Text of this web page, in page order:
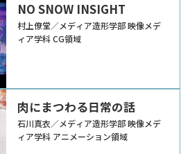
NO SNOW INSIGHT
村上僚堂／メディア造形学部 映像メデ
ィア学科 CG領域
肉にまつわる日常の話
石川真衣／メディア造形学部 映像メデ
ィア学科 アニメーション領域